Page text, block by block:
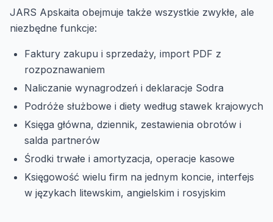
JARS Apskaita obejmuje także wszystkie zwykłe, ale
niezbędne funkcje:
Faktury zakupu i sprzedaży, import PDF z
rozpoznawaniem
Naliczanie wynagrodzeń i deklaracje Sodra
Podróże służbowe i diety według stawek krajowych
Księga główna, dziennik, zestawienia obrotów i
salda partnerów
Środki trwałe i amortyzacja, operacje kasowe
Księgowość wielu firm na jednym koncie, interfejs
w językach litewskim, angielskim i rosyjskim